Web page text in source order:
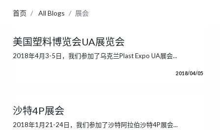
首页 All Blogs 展会
美国塑料博览会UA展览会
2018年4月3-5日，我们参加了乌克兰Plast Expo UA展会...
2018/04/05
沙特4P展会
2018年1月21-24日，我们参加了沙特阿拉伯沙特4P展会...